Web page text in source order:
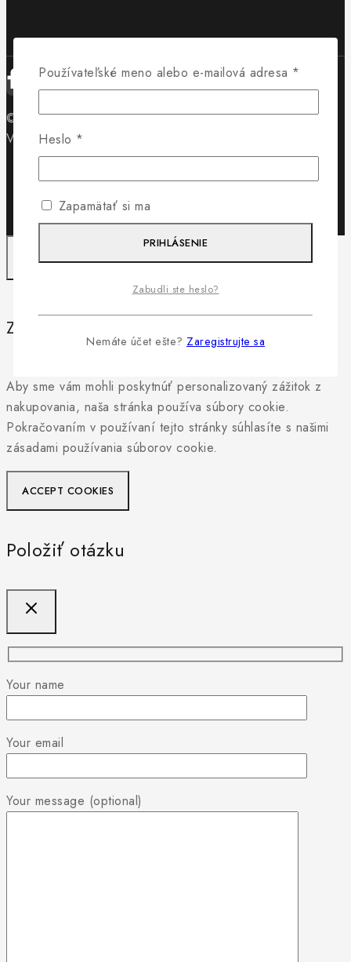
© 2026 Obuv Lewis - WordPress Theme byAvanam
VytvoriloByteminds
Záleží nám na vašom súkromí
Aby sme vám mohli poskytnúť personalizovaný zážitok z
nakupovania, naša stránka používa súbory cookie.
Pokračovaním v používaní tejto stránky súhlasíte s našimi
zásadami používania súborov cookie.
ACCEPT COOKIES
Položiť otázku
Your name
Your email
Your message (optional)
Používateľské meno alebo e-mailová adresa *
Heslo *
Zapamätať si ma
PRIHLÁSENIE
Zabudli ste heslo?
Nemáte účet ešte? Zaregistrujte sa